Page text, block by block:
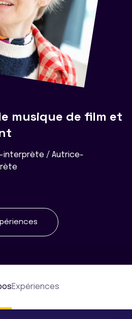
musique de film et
interprète / Autrice-
Expériences